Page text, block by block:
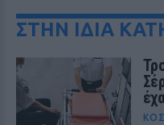
ΣΤΗΝ ΙΔΙΑ